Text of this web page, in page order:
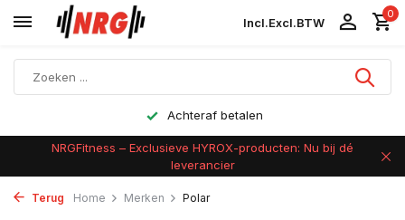
Incl.Excl.BTW
0
Achteraf betalen
NRGFitness – Exclusieve HYROX-producten: Nu bij dé
leverancier
Terug Home Merken Polar